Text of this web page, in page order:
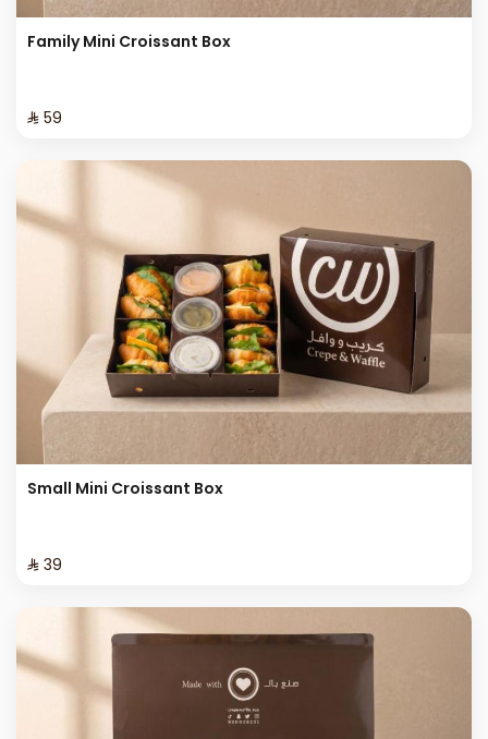
Family Mini Croissant Box
⁨⁦‪‬ 59⁩
Small Mini Croissant Box
⁨⁦‪‬ 39⁩